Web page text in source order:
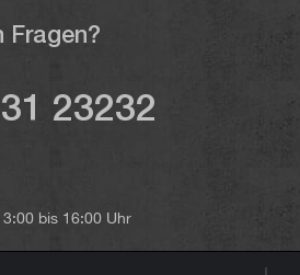
Fragen?
23232
bis 16:00 Uhr